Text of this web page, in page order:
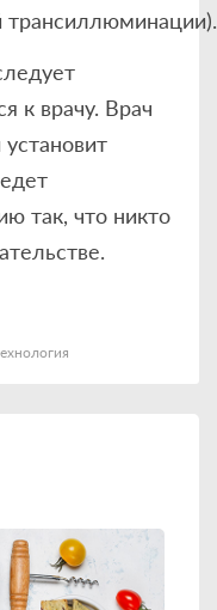
трансиллюминации).
к врачу. Врач
так, что никто